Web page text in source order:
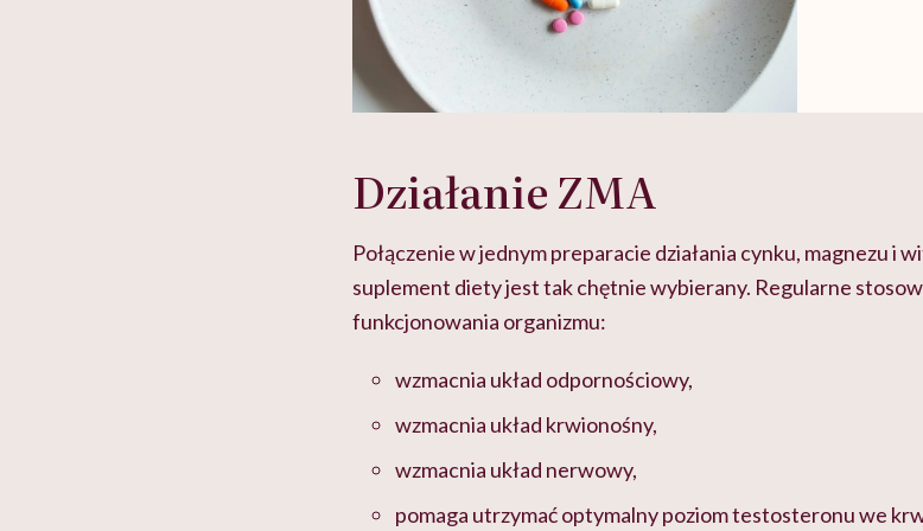
Działanie ZMA
Połączenie w jednym preparacie działania cynku, magnezu i
suplement diety jest tak chętnie wybierany. Regularne
funkcjonowania organizmu:
wzmacnia układ odpornościowy,
wzmacnia układ krwionośny,
wzmacnia układ nerwowy,
pomaga utrzymać optymalny poziom testosteronu we